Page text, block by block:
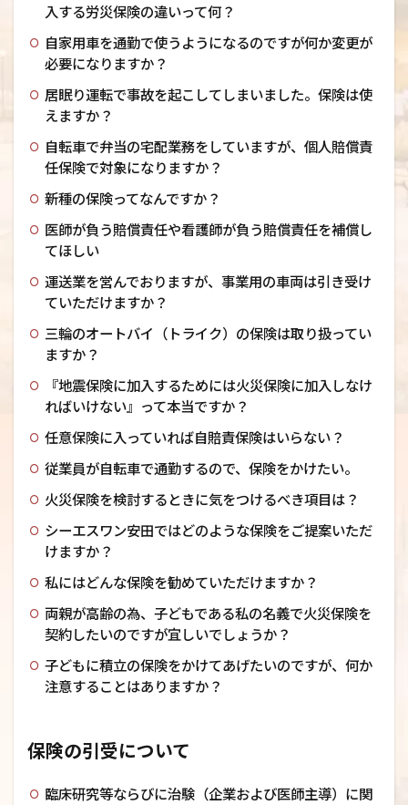
入する労災保険の違いって何？
自家用車を通勤で使うようになるのですが何か変更が
必要になりますか？
居眠り運転で事故を起こしてしまいました。保険は使
えますか？
自転車で弁当の宅配業務をしていますが、個人賠償責
任保険で対象になりますか？
新種の保険ってなんですか？
医師が負う賠償責任や看護師が負う賠償責任を補償し
てほしい
運送業を営んでおりますが、事業用の車両は引き受け
ていただけますか？
三輪のオートバイ（トライク）の保険は取り扱ってい
ますか？
『地震保険に加入するためには火災保険に加入しなけ
ればいけない』って本当ですか？
任意保険に入っていれば自賠責保険はいらない？
従業員が自転車で通勤するので、保険をかけたい。
火災保険を検討するときに気をつけるべき項目は？
シーエスワン安田ではどのような保険をご提案いただ
けますか？
私にはどんな保険を勧めていただけますか？
両親が高齢の為、子どもである私の名義で火災保険を
契約したいのですが宜しいでしょうか？
子どもに積立の保険をかけてあげたいのですが、何か
注意することはありますか？
保険の引受について
臨床研究等ならびに治験（企業および医師主導）に関